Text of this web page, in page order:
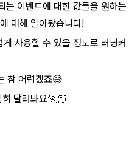
는 이벤트에 대한 값들을 원하는
대해 알아봤습니다!
사용할 수 있을 정도로 러닝커
참 어렵겠죠😅
달려봐요🏃🏻